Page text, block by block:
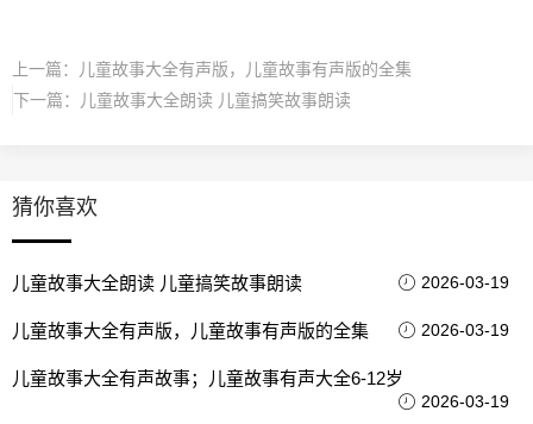
上一篇：
儿童故事大全有声版，儿童故事有声版的全集
下一篇：
儿童故事大全朗读 儿童搞笑故事朗读
猜你喜欢
儿童故事大全朗读 儿童搞笑故事朗读 2026-03-19
儿童故事大全有声版，儿童故事有声版的全集 2026-03-19
儿童故事大全有声故事；儿童故事有声大全6-12岁
2026-03-19